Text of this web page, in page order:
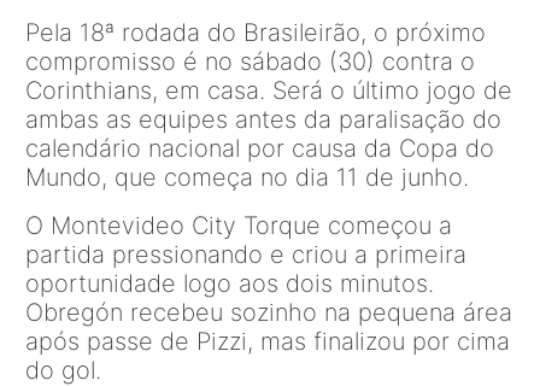
Pela 18ª rodada do Brasileirão, o próximo
compromisso é no sábado (30) contra o
Corinthians, em casa. Será o último jogo de
ambas as equipes antes da paralisação do
calendário nacional por causa da Copa do
Mundo, que começa no dia 11 de junho.
O Montevideo City Torque começou a
partida pressionando e criou a primeira
oportunidade logo aos dois minutos.
Obregón recebeu sozinho na pequena área
após passe de Pizzi, mas finalizou por cima
do gol.